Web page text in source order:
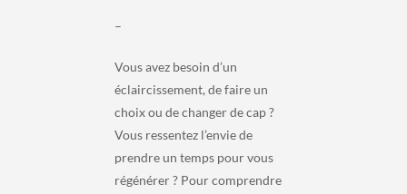
–
Vous avez besoin d’un
éclaircissement, de faire un
choix ou de changer de cap ?
Vous ressentez l’envie de
prendre un temps pour vous
régénérer ? Pour comprendre